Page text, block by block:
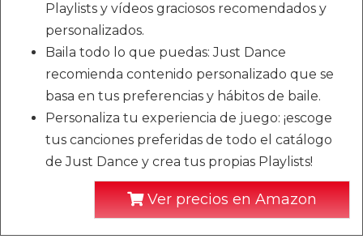
Playlists y vídeos graciosos recomendados y
personalizados.
Baila todo lo que puedas: Just Dance
recomienda contenido personalizado que se
basa en tus preferencias y hábitos de baile.
Personaliza tu experiencia de juego: ¡escoge
tus canciones preferidas de todo el catálogo
de Just Dance y crea tus propias Playlists!
Ver precios en Amazon